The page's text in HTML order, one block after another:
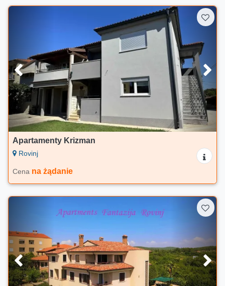
Apartamenty Krizman
Rovinj
Cena na żądanie